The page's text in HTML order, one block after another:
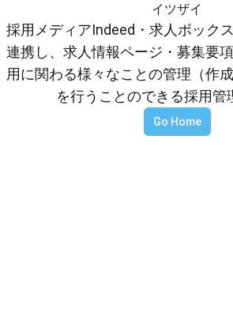
イツザイ
採用メディアIndeed・求人ボック
連携し、求人情報ページ・募集要
用に関わる様々なことの管理（作
を行うことのできる採用管
Go Home